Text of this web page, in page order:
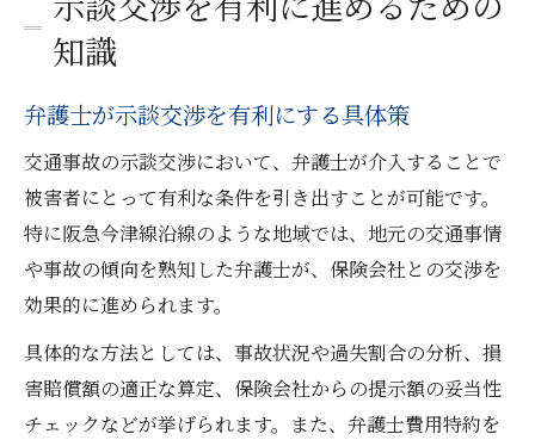
知識
弁護士が示談交渉を有利にする具体策
交通事故の示談交渉において、弁護士が介入することで
被害者にとって有利な条件を引き出すことが可能です。
特に阪急今津線沿線のような地域では、地元の交通事情
や事故の傾向を熟知した弁護士が、保険会社との交渉を
効果的に進められます。
具体的な方法としては、事故状況や過失割合の分析、損
害賠償額の適正な算定、保険会社からの提示額の妥当性
チェックなどが挙げられます。また、弁護士費用特約を